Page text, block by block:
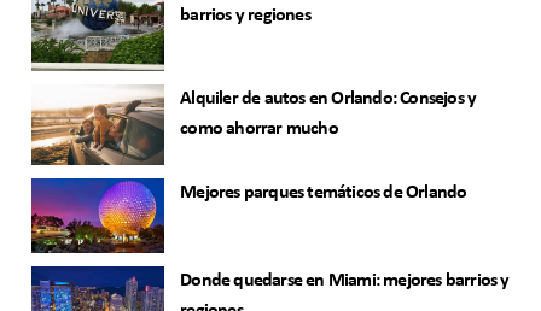
barrios y regiones
Alquiler de autos en Orlando: Consejos y
como ahorrar mucho
Mejores parques temáticos de Orlando
Donde quedarse en Miami: mejores barrios y